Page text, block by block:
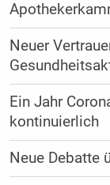
Neuer
Ein Jahr
kontinuierlich
Neue Debatte